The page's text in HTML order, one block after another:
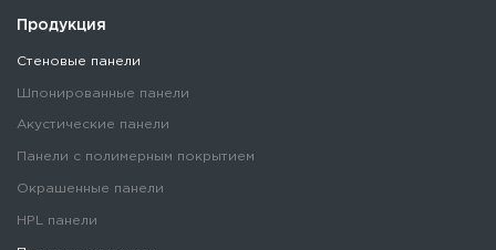
Продукция
Стеновые панели
Шпонированные панели
Акустические панели
Панели с полимерным покрытием
Окрашенные панели
HPL панели